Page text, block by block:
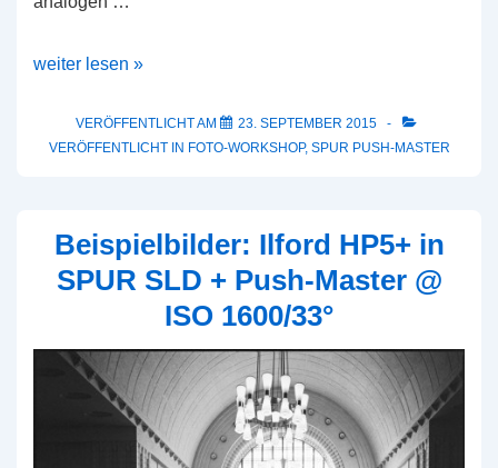
6.
Paderborn
2015
weiter lesen »
VERÖFFENTLICHT AM
23. SEPTEMBER 2015
VERÖFFENTLICHT IN FOTO-WORKSHOP, SPUR PUSH-MASTER
Beispielbilder: Ilford HP5+ in
SPUR SLD + Push-Master @
ISO 1600/33°